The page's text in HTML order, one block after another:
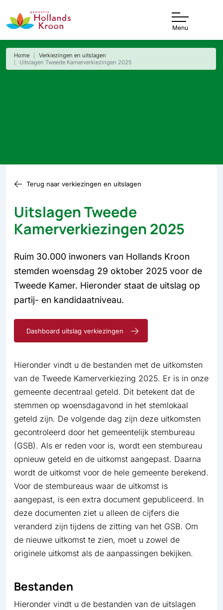
Menu
Home
Verkiezingen en uitslagen
Uitslagen Tweede Kamerverkiezingen 2025
Terug naar verkiezingen en uitslagen
Uitslagen Tweede
Kamerverkiezingen 2025
Ruim 30.000 inwoners van Hollands Kroon
stemden woensdag 29 oktober 2025 voor de
Tweede Kamer. Hieronder staat de uitslag op
partij- en kandidaatniveau.
Dashboard uitslag verkiezingen
Hieronder vindt u de bestanden met de uitkomsten
van de Tweede Kamerverkiezing 2025. Er is in onze
gemeente decentraal geteld. Dit betekent dat de
stemmen op woensdagavond in het stemlokaal
geteld zijn. De volgende dag zijn deze uitkomsten
gecontroleerd door het gemeentelijk stembureau
(GSB). Als er reden voor is, wordt een stembureau
opnieuw geteld en de uitkomst aangepast. Daarna
wordt de uitkomst voor de hele gemeente berekend.
Voor de stembureaus waar de uitkomst is
aangepast, is een extra document gepubliceerd. In
deze documenten ziet u alleen de cijfers die
veranderd zijn tijdens de zitting van het GSB. Om
de nieuwe uitkomst te zien, moet u zowel de
originele uitkomst als de aanpassingen bekijken.
Bestanden
Hieronder vindt u de bestanden van de uitslagen